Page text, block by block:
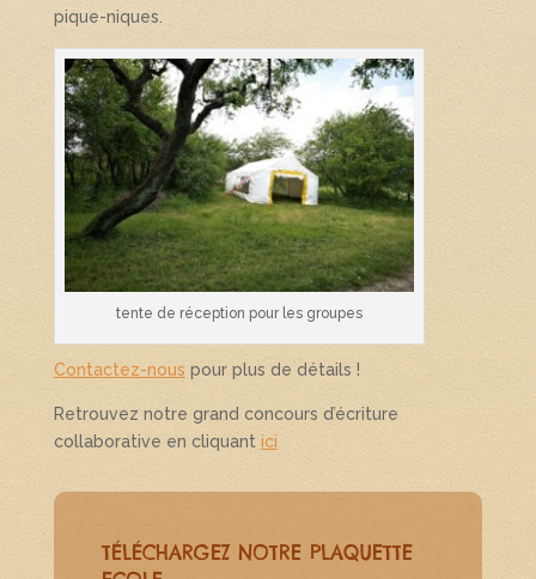
pique-niques.
tente de réception pour les groupes
Contactez-nous pour plus de détails !
Retrouvez notre grand concours d’écriture
collaborative en cliquant ici
TÉLÉCHARGEZ NOTRE PLAQUETTE